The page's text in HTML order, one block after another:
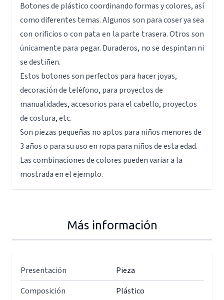
Botones de plástico coordinando formas y colores, así
como diferentes temas. Algunos son para coser ya sea
con orificios o con pata en la parte trasera. Otros son
únicamente para pegar. Duraderos, no se despintan ni
se destiñen.
Estos botones son perfectos para hacer joyas,
decoración de teléfono, para proyectos de
manualidades, accesorios para el cabello, proyectos
de costura, etc.
Son piezas pequeñas no aptos para niños menores de
3 años o para su uso en ropa para niños de esta edad.
Las combinaciones de colores pueden variar a la
mostrada en el ejemplo.
Más información
Presentación
Pieza
Composición
Plástico